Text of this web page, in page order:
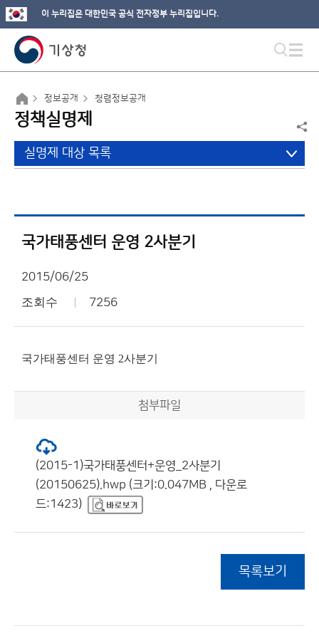
이 누리집은 대한민국 공식 전자정부 누리집입니다.
정보공개 청렴정보공개
정책실명제
실명제 대상 목록
국가태풍센터 운영 2사분기
2015/06/25
조회수 7256
국가태풍센터 운영 2사분기
첨부파일
(2015-1)국가태풍센터+운영_2사분기
(20150625).hwp (크기:0.047MB , 다운로
드:1423)
목록보기